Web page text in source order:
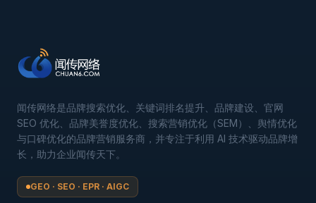
闻传网络是品牌搜索优化、关键词排名提升、品牌建设、官网
SEO 优化、品牌美誉度优化、搜索营销优化（SEM）、舆情优化
与口碑优化的品牌营销服务商，并专注于利用 AI 技术驱动品牌增
长，助力企业闻传天下。
GEO · SEO · EPR · AIGC